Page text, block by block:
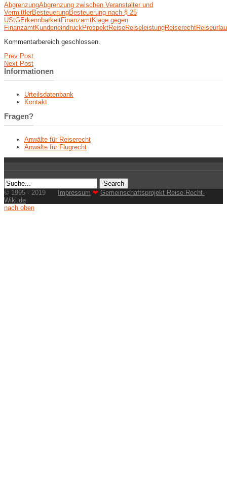
AbgrenzungAbgrenzung zwischen Veranstalter und
VermittlerBesteuerungBesteuerung nach § 25
UStGErkennbarkeitFinanzamtKlage gegen
FinanzamtKundeneindruckProspektReiseReiseleistungReiserecht
Kommentarbereich geschlossen.
Prev Post
Next Post
Informationen
Urteilsdatenbank
Kontakt
Fragen?
Anwälte für Reiserecht
Anwälte für Flugrecht
© 1995 - 2019 Impressum ❤ Gemeinschaftsprojekt Reise-Recht-
Wiki.de
nach oben